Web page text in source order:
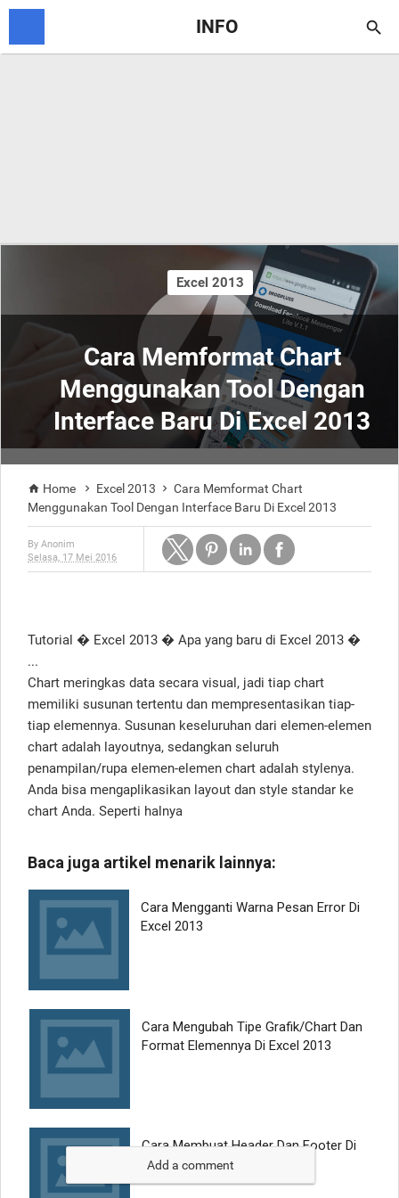
INFO 
Cara Memformat Chart
Menggunakan Tool Dengan
Interface Baru Di Excel 2013
Excel 2013
 Home  Excel 2013  Cara Memformat Chart
Menggunakan Tool Dengan Interface Baru Di Excel 2013
By Anonim
Selasa, 17 Mei 2016
Tutorial � Excel 2013 � Apa yang baru di Excel 2013 �
...
Chart meringkas data secara visual, jadi tiap chart
memiliki susunan tertentu dan mempresentasikan tiap-
tiap elemennya. Susunan keseluruhan dari elemen-elemen
chart adalah layoutnya, sedangkan seluruh
penampilan/rupa elemen-elemen chart adalah stylenya.
Anda bisa mengaplikasikan layout dan style standar ke
chart Anda. Seperti halnya
Add a comment